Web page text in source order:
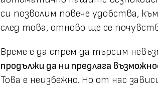
си позволим повече удобства,
след това, отново ще се
Време е да спрем да търсим
продължи да ни предлага
Това е неизбежно. Но от нас